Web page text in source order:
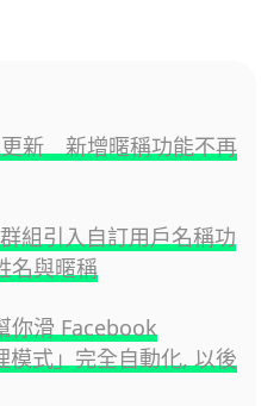
新 新增暱稱功能不再
組引入自訂用戶名稱功
名與暱稱
你滑 Facebook
式」完全自動化, 以後